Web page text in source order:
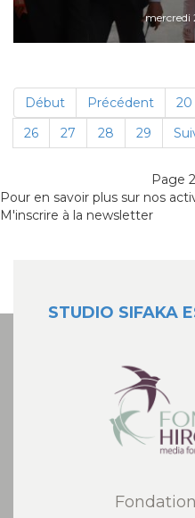
mercredi
Début Précédent 20
26
27 28 29
Page
Pour en savoir plus sur nos
M'inscrire à la newsletter
STUDIO SIFAKA